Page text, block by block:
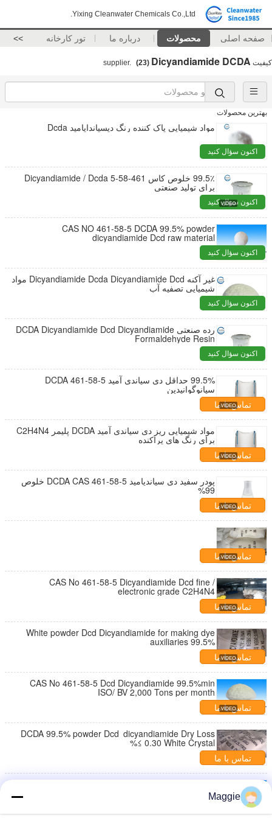
Yixing Cleanwater Chemicals Co.,Ltd.
صفحه اصلی محصولات درباره ما تور کارخانه >>
کیفیت Dicyandiamide DCDA
(23)
بهترین محصولات
مواد شیمیایی پاک کننده رنگ دیسیاندایامید Dcda
اکنون سؤال کنید
99.5٪ خلوص کاس 461-58-5 Dicyandiamide / Dcda
برای تولید صنعتی
اکنون سؤال کنید
CAS NO 461-58-5 DCDA 99.5% powder
dicyandiamide Dcd raw material
اکنون سؤال کنید
غیر آکنه Dicyandiamide Dcda Dicyandiamide Dcd مواد
شیمیایی تصفیه آب
اکنون سؤال کنید
رده صنعتی DCDA Dicyandiamide Dcd Dicyandiamide
Formaldehyde Resin
اکنون سؤال کنید
99.5% حداقل دی سیاندی آمید DCDA 461-58-5
سیانوگوانیدین
تماس با ما
مواد شیمیایی ریز دی سیاندی آمید DCDA پلیمر C2H4N4
برای رنگ های پراکنده
تماس با ما
پودر سفید دی سیاندیامید DCDA CAS 461-58-5 خلوص
99%
تماس با ما
تماس با ما
CAS No 461-58-5 Dicyandiamide Dcd fine /
electronic grade C2H4N4
تماس با ما
White powder Dcd Dicyandiamide for making dye
auxiliaries 99.5%
تماس با ما
CAS No 461-58-5 Dcd Dicyandiamide 99.5%min
ISO/ BV 2,000 Tons per month
تماس با ما
DCDA 99.5% powder Dcd dicyandiamide Dry Loss
%≤ 0.30 White Crystal
تماس با ما
تماس با ما
Maggie